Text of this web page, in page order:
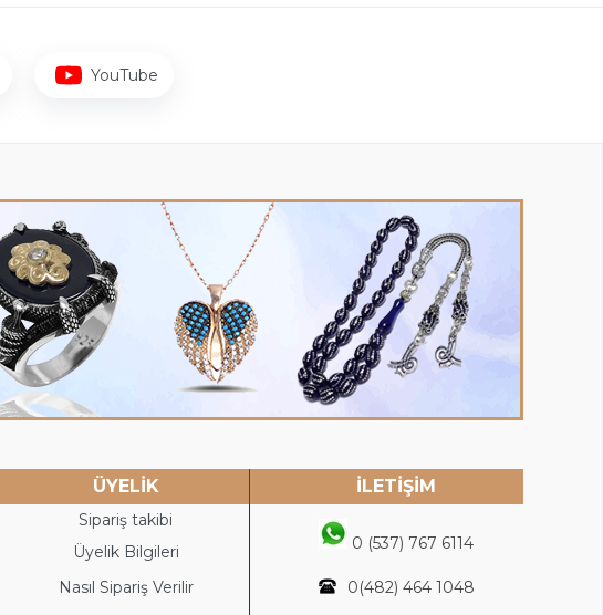
YouTube
ÜYELİK İLETİŞİM
Sipariş takibi
0 (537) 767 6114
Üyelik Bilgileri
Nasıl Sipariş Verilir 0(482) 464 1048